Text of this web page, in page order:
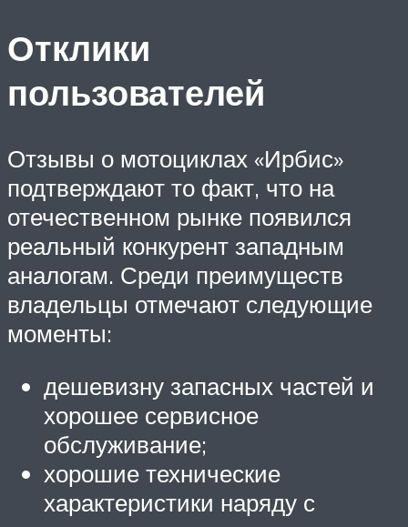
Отклики
пользователей
Отзывы о мотоциклах «Ирбис»
подтверждают то факт, что на
отечественном рынке появился
реальный конкурент западным
аналогам. Среди преимуществ
владельцы отмечают следующие
моменты:
дешевизну запасных частей и
хорошее сервисное
обслуживание;
хорошие технические
характеристики наряду с